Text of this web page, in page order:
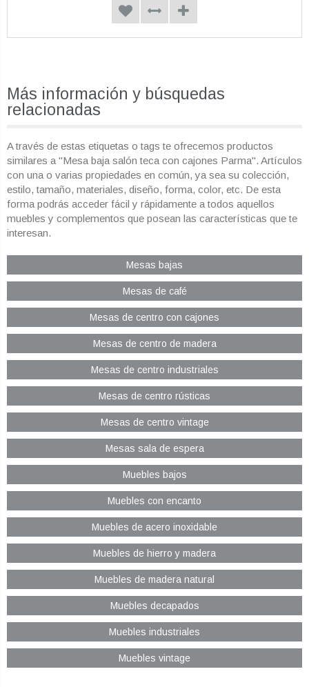
Más información y búsquedas
relacionadas
A través de estas etiquetas o tags te ofrecemos productos
similares a "Mesa baja salón teca con cajones Parma". Artículos
con una o varias propiedades en común, ya sea su colección,
estilo, tamaño, materiales, diseño, forma, color, etc. De esta
forma podrás acceder fácil y rápidamente a todos aquellos
muebles y complementos que posean las características que te
interesan.
Mesas bajas
Mesas de café
Mesas de centro con cajones
Mesas de centro de madera
Mesas de centro industriales
Mesas de centro rústicas
Mesas de centro vintage
Mesas sala de espera
Muebles bajos
Muebles con encanto
Muebles de acero inoxidable
Muebles de hierro y madera
Muebles de madera natural
Muebles decapados
Muebles industriales
Muebles vintage